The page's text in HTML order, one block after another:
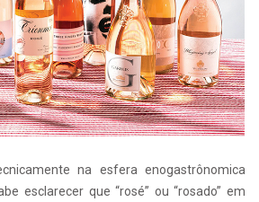
na esfera enogastrônomica
esclarecer que “rosé” ou “rosado” em